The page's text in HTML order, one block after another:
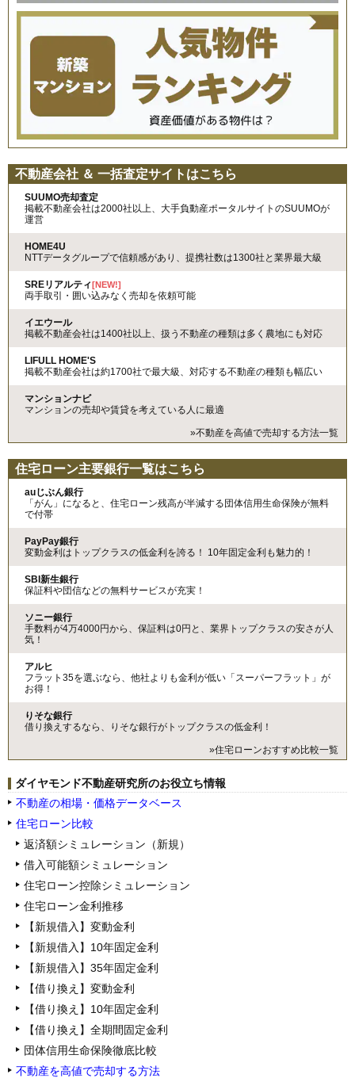
不動産会社 ＆ 一括査定サイトはこちら
SUUMO売却査定
掲載不動産会社は2000社以上、大手負動産ポータルサイトのSUUMOが
運営
HOME4U
NTTデータグループで信頼感があり、提携社数は1300社と業界最大級
SREリアルティ [NEW!]
両手取引・囲い込みなく売却を依頼可能
イエウール
掲載不動産会社は1400社以上、扱う不動産の種類は多く農地にも対応
LIFULL HOME'S
掲載不動産会社は約1700社で最大級、対応する不動産の種類も幅広い
マンションナビ
マンションの売却や賃貸を考えている人に最適
»不動産を高値で売却する方法一覧
住宅ローン主要銀行一覧はこちら
auじぶん銀行
「がん」になると、住宅ローン残高が半減する団体信用生命保険が無料
で付帯
PayPay銀行
変動金利はトップクラスの低金利を誇る！ 10年固定金利も魅力的！
SBI新生銀行
保証料や団信などの無料サービスが充実！
ソニー銀行
手数料が4万4000円から、保証料は0円と、業界トップクラスの安さが人
気！
アルヒ
フラット35を選ぶなら、他社よりも金利が低い「スーパーフラット」が
お得！
りそな銀行
借り換えするなら、りそな銀行がトップクラスの低金利！
»住宅ローンおすすめ比較一覧
ダイヤモンド不動産研究所のお役立ち情報
不動産の相場・価格データベース
住宅ローン比較
返済額シミュレーション（新規）
借入可能額シミュレーション
住宅ローン控除シミュレーション
住宅ローン金利推移
【新規借入】変動金利
【新規借入】10年固定金利
【新規借入】35年固定金利
【借り換え】変動金利
【借り換え】10年固定金利
【借り換え】全期間固定金利
団体信用生命保険徹底比較
不動産を高値で売却する方法